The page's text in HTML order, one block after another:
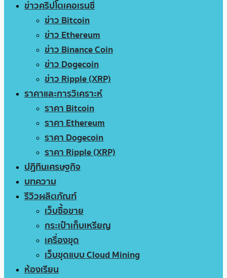
ข่าวคริปโตเคอเรนซี่
ข่าว Bitcoin
ข่าว Ethereum
ข่าว Binance Coin
ข่าว Dogecoin
ข่าว Ripple (XRP)
ราคาและการวิเคราะห์
ราคา Bitcoin
ราคา Ethereum
ราคา Dogecoin
ราคา Ripple (XRP)
ปฏิทินเศรษฐกิจ
บทความ
รีวิวผลิตภัณฑ์
เว็บซื้อขาย
กระเป๋าเก็บเหรียญ
เครื่องขุด
เว็บขุดแบบ Cloud Mining
ห้องเรียน